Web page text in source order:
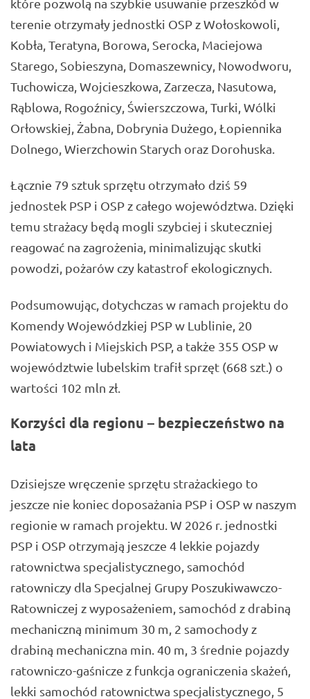
terenie otrzymały jednostki OSP z Wołoskowoli,
Kobła, Teratyna, Borowa, Serocka, Maciejowa
Starego, Sobieszyna, Domaszewnicy, Nowodworu,
Tuchowicza, Wojcieszkowa, Zarzecza, Nasutowa,
Rąblowa, Rogoźnicy, Świerszczowa, Turki, Wólki
Orłowskiej, Żabna, Dobrynia Dużego, Łopiennika
Dolnego, Wierzchowin Starych oraz Dorohuska.
Łącznie 79 sztuk sprzętu otrzymało dziś 59
jednostek PSP i OSP z całego województwa. Dzięki
temu strażacy będą mogli szybciej i skuteczniej
reagować na zagrożenia, minimalizując skutki
powodzi, pożarów czy katastrof ekologicznych.
Podsumowując, dotychczas w ramach projektu do
Komendy Wojewódzkiej PSP w Lublinie, 20
Powiatowych i Miejskich PSP, a także 355 OSP w
województwie lubelskim trafił sprzęt (668 szt.) o
wartości 102 mln zł.
Korzyści dla regionu – bezpieczeństwo na
lata
Dzisiejsze wręczenie sprzętu strażackiego to
jeszcze nie koniec doposażania PSP i OSP w naszym
regionie w ramach projektu. W 2026 r. jednostki
PSP i OSP otrzymają jeszcze 4 lekkie pojazdy
ratownictwa specjalistycznego, samochód
ratowniczy dla Specjalnej Grupy Poszukiwawczo-
Ratowniczej z wyposażeniem, samochód z drabiną
mechaniczną minimum 30 m, 2 samochody z
drabiną mechaniczna min. 40 m, 3 średnie pojazdy
ratowniczo-gaśnicze z funkcja ograniczenia skażeń,
lekki samochód ratownictwa specjalistycznego, 5